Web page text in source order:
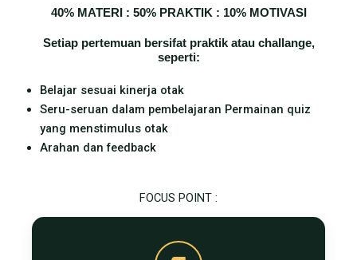
40% MATERI : 50% PRAKTIK : 10% MOTIVASI
Setiap pertemuan bersifat praktik atau challange,
seperti:
Belajar sesuai kinerja otak
Seru-seruan dalam pembelajaran Permainan quiz
yang menstimulus otak
Arahan dan feedback
FOCUS POINT :